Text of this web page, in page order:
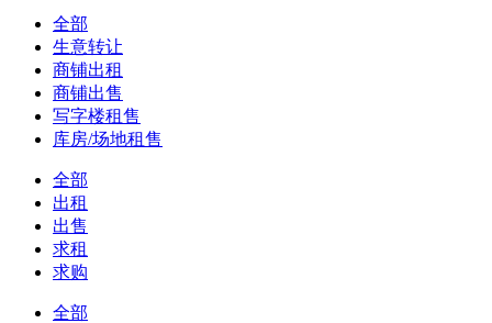
全部
生意转让
商铺出租
商铺出售
写字楼租售
库房/场地租售
全部
出租
出售
求租
求购
全部